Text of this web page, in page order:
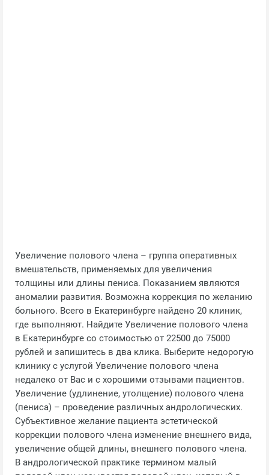
Увеличение полового члена – группа оперативных
вмешательств, применяемых для увеличения
толщины или длины пениса. Показанием являются
аномалии развития. Возможна коррекция по желанию
больного. Всего в Екатеринбурге найдено 20 клиник,
где выполняют. Найдите Увеличение полового члена
в Екатеринбурге со стоимостью от 22500 до 75000
рублей и запишитесь в два клика. Выберите недорогую
клинику с услугой Увеличение полового члена
недалеко от Вас и с хорошими отзывами пациентов.
Увеличение (удлинение, утолщение) полового члена
(пениса) – проведение различных андрологических.
Субъективное желание пациента эстетической
коррекции полового члена изменение внешнего вида,
увеличение общей длины, внешнего полового члена.
В андрологической практике термином малый